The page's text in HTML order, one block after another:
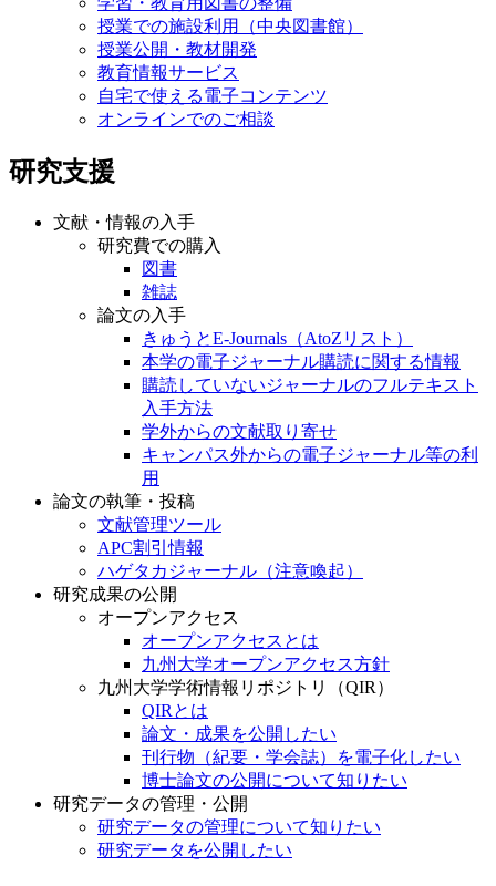
授業での施設利用（中央図書館）
授業公開・教材開発
教育情報サービス
自宅で使える電子コンテンツ
オンラインでのご相談
研究支援
文献・情報の入手
研究費での購入
図書
雑誌
論文の入手
きゅうとE-Journals（AtoZリスト）
本学の電子ジャーナル購読に関する情報
購読していないジャーナルのフルテキスト
入手方法
学外からの文献取り寄せ
キャンパス外からの電子ジャーナル等の利
用
論文の執筆・投稿
文献管理ツール
APC割引情報
ハゲタカジャーナル（注意喚起）
研究成果の公開
オープンアクセス
オープンアクセスとは
九州大学オープンアクセス方針
九州大学学術情報リポジトリ（QIR）
QIRとは
論文・成果を公開したい
刊行物（紀要・学会誌）を電子化したい
博士論文の公開について知りたい
研究データの管理・公開
研究データの管理について知りたい
研究データを公開したい